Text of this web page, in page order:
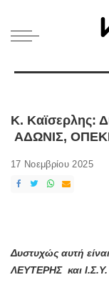
Κ. Καϊσερλης:
ΑΔΩΝΙΣ,
17 Νοεμβρίου 2025
Δυστυχώς αυτή
ΛΕΥΤΕΡΗΣ και Ι.Σ.Υ.